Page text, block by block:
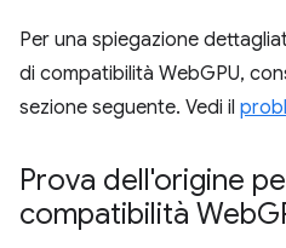
Per una spiegazione
di compatibilità WebGPU,
sezione seguente. Vedi il
Prova dell'origine
compatibilità Web